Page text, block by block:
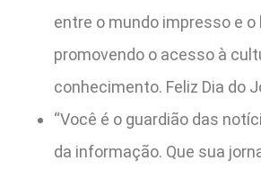
entre o mundo impresso e o
promovendo o acesso à
conhecimento. Feliz Dia do
“Você é o guardião das
da informação. Que sua